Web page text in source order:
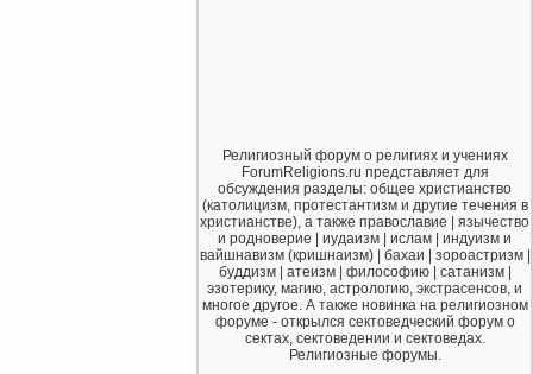
Религиозный форум о религиях и учениях
ForumReligions.ru представляет для
обсуждения разделы: общее христианство
(католицизм, протестантизм и другие течения в
христианстве), а также православие | язычество
и родноверие | иудаизм | ислам | индуизм и
вайшнавизм (кришнаизм) | бахаи | зороастризм |
буддизм | атеизм | философию | сатанизм |
эзотерику, магию, астрологию, экстрасенсов, и
многое другое. А также новинка на религиозном
форуме - открылся сектоведческий форум о
сектах, сектоведении и сектоведах.
Религиозные форумы.